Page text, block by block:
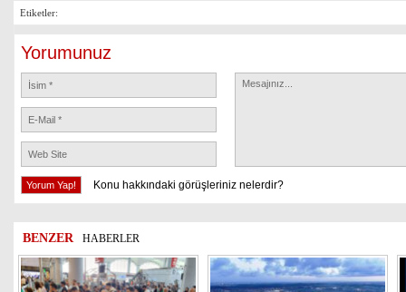
Etiketler:
Yorumunuz
Konu hakkındaki görüşleriniz nelerdir?
BENZER HABERLER